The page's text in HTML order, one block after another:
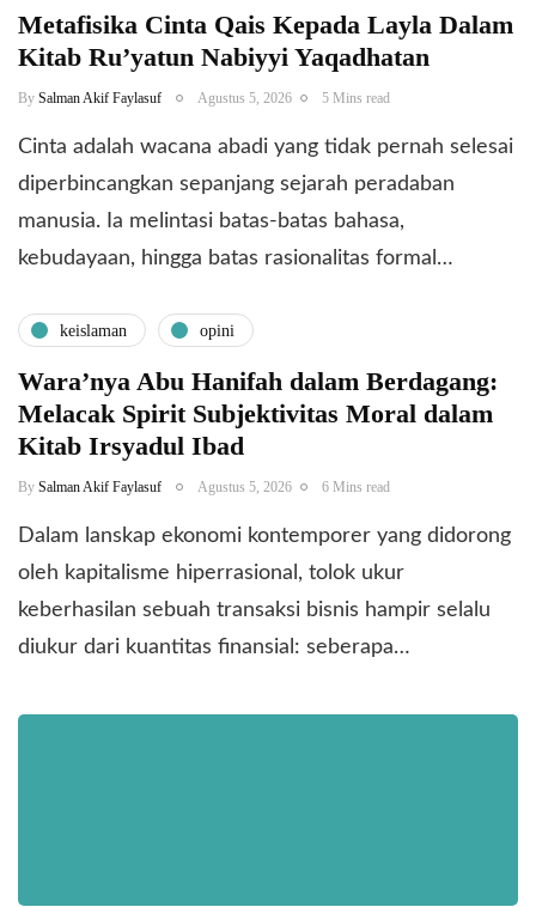
Metafisika Cinta Qais Kepada Layla Dalam
Kitab Ru’yatun Nabiyyi Yaqadhatan
By Salman Akif Faylasuf Agustus 5, 2026 5 Mins read
Cinta adalah wacana abadi yang tidak pernah selesai
diperbincangkan sepanjang sejarah peradaban
manusia. Ia melintasi batas-batas bahasa,
kebudayaan, hingga batas rasionalitas formal…
keislaman opini
Wara’nya Abu Hanifah dalam Berdagang:
Melacak Spirit Subjektivitas Moral dalam
Kitab Irsyadul Ibad
By Salman Akif Faylasuf Agustus 5, 2026 6 Mins read
Dalam lanskap ekonomi kontemporer yang didorong
oleh kapitalisme hiperrasional, tolok ukur
keberhasilan sebuah transaksi bisnis hampir selalu
diukur dari kuantitas finansial: seberapa…